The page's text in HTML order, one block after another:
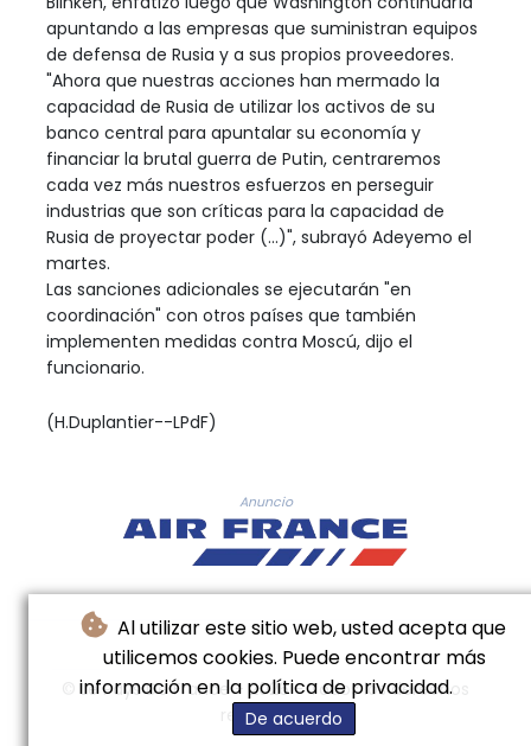
Al utilizar este sitio web, usted acepta que
utilicemos cookies. Puede encontrar más
información en la política de privacidad.
De acuerdo
apuntando a las empresas que suministran equipos
de defensa de Rusia y a sus propios proveedores.
"Ahora que nuestras acciones han mermado la
capacidad de Rusia de utilizar los activos de su
banco central para apuntalar su economía y
financiar la brutal guerra de Putin, centraremos
cada vez más nuestros esfuerzos en perseguir
industrias que son críticas para la capacidad de
Rusia de proyectar poder (...)", subrayó Adeyemo el
martes.
Las sanciones adicionales se ejecutarán "en
coordinación" con otros países que también
implementen medidas contra Moscú, dijo el
funcionario.
(H.Duplantier--LPdF)
Anuncio
© Le Pays De France - 2026 - Todos los derechos
reservados